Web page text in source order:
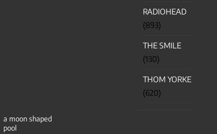
RADIOHEAD
(893)
THE SMILE
(130)
THOM YORKE
(620)
a moon shaped
pool